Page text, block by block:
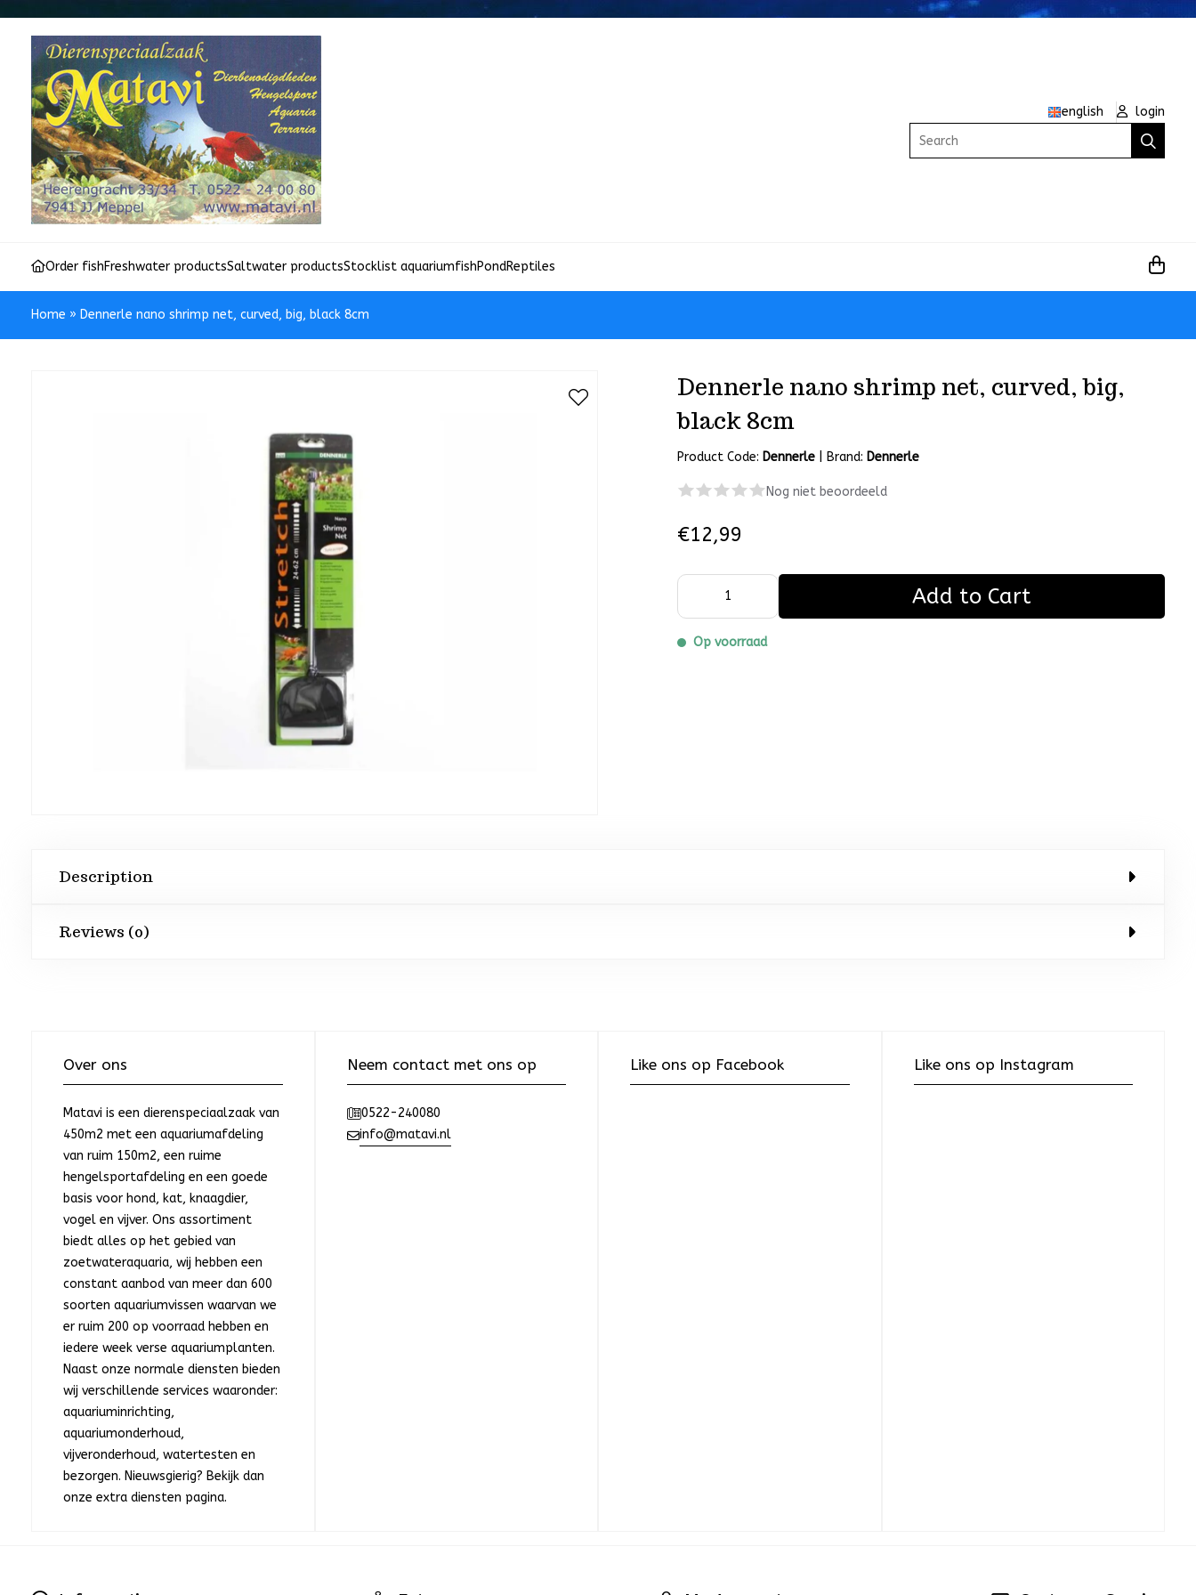
english
login
Search
Order fishFreshwater productsSaltwater productsStocklist aquariumfishPondReptiles
Home » Dennerle nano shrimp net, curved, big, black 8cm
Dennerle nano shrimp net, curved, big,
black 8cm
Product Code: Dennerle Brand: Dennerle
Nog niet beoordeeld
€12,99
Add to Cart
Op voorraad
Description
Reviews (0)
Over ons
Matavi is een dierenspeciaalzaak van
450m2 met een aquariumafdeling
van ruim 150m2, een ruime
hengelsportafdeling en een goede
basis voor hond, kat, knaagdier,
vogel en vijver. Ons assortiment
biedt alles op het gebied van
zoetwateraquaria, wij hebben een
constant aanbod van meer dan 600
soorten aquariumvissen waarvan we
er ruim 200 op voorraad hebben en
iedere week verse aquariumplanten.
Naast onze normale diensten bieden
wij verschillende services waaronder:
aquariuminrichting,
aquariumonderhoud,
vijveronderhoud, watertesten en
bezorgen. Nieuwsgierig? Bekijk dan
onze extra diensten pagina.
Neem contact met ons op
0522-240080
info@matavi.nl
Like ons op Facebook Like ons op Instagram